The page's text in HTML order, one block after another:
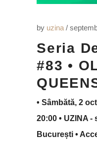
by uzina
Seria
#83 •
• Sâmbătă, 2
20:00 • UZINA -
București •